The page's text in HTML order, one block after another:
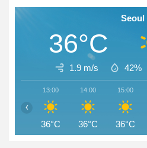
Seoul
36°C
1.9 m/s 42%
13:00
36°C
14:00
36°C
15:00
36°C
‹